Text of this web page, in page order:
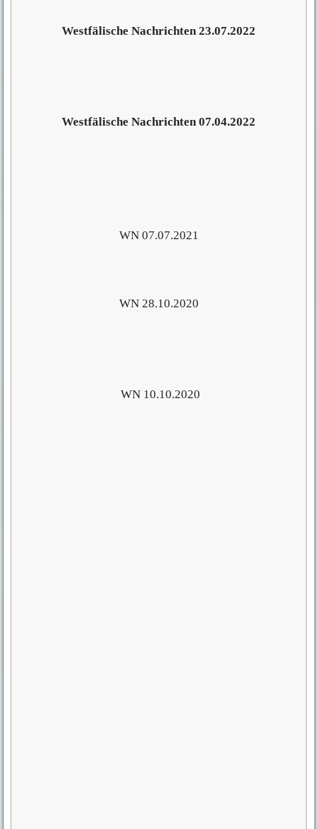
Westfälische Nachrichten 23.07.2022
Westfälische Nachrichten 07.04.2022
WN 07.07.2021
WN 28.10.2020
WN 10.10.2020